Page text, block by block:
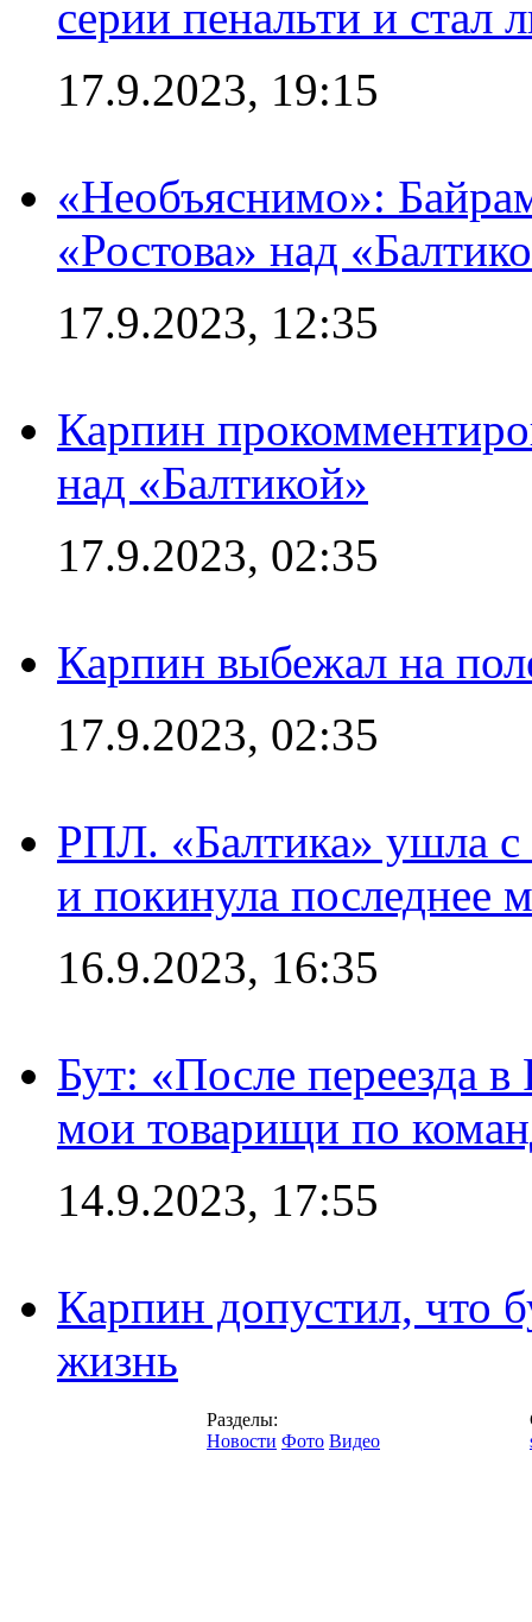
серии пенальти и стал
17.9.2023, 19:15
«Необъяснимо»:
«Ростова» над
17.9.2023, 12:35
Карпин
над «Балтикой»
17.9.2023, 02:35
Карпин выбежал на
17.9.2023, 02:35
РПЛ. «Балтика» ушла с
и покинула последнее
16.9.2023, 16:35
Бут: «После переезда
мои товарищи по
14.9.2023, 17:55
Карпин допустил, что
жизнь
Разделы:
Новости Фото Видео